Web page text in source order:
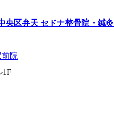
央区弁天 セドナ整骨院・鍼灸
1F